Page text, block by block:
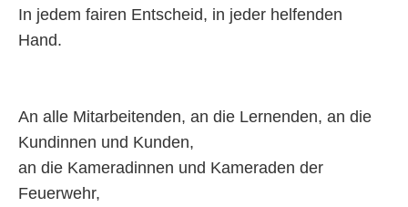
In jedem fairen Entscheid, in jeder helfenden
Hand.
An alle Mitarbeitenden, an die Lernenden, an die
Kundinnen und Kunden,
an die Kameradinnen und Kameraden der
Feuerwehr,